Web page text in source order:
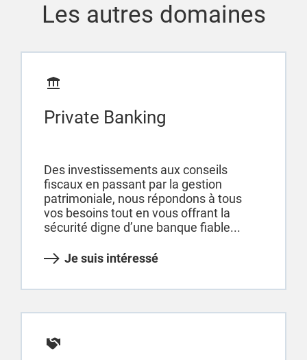
Les autres domaines
Private Banking
Des investissements aux conseils
fiscaux en passant par la gestion
patrimoniale, nous répondons à tous
vos besoins tout en vous offrant la
sécurité digne d’une banque fiable...
Je suis intéressé